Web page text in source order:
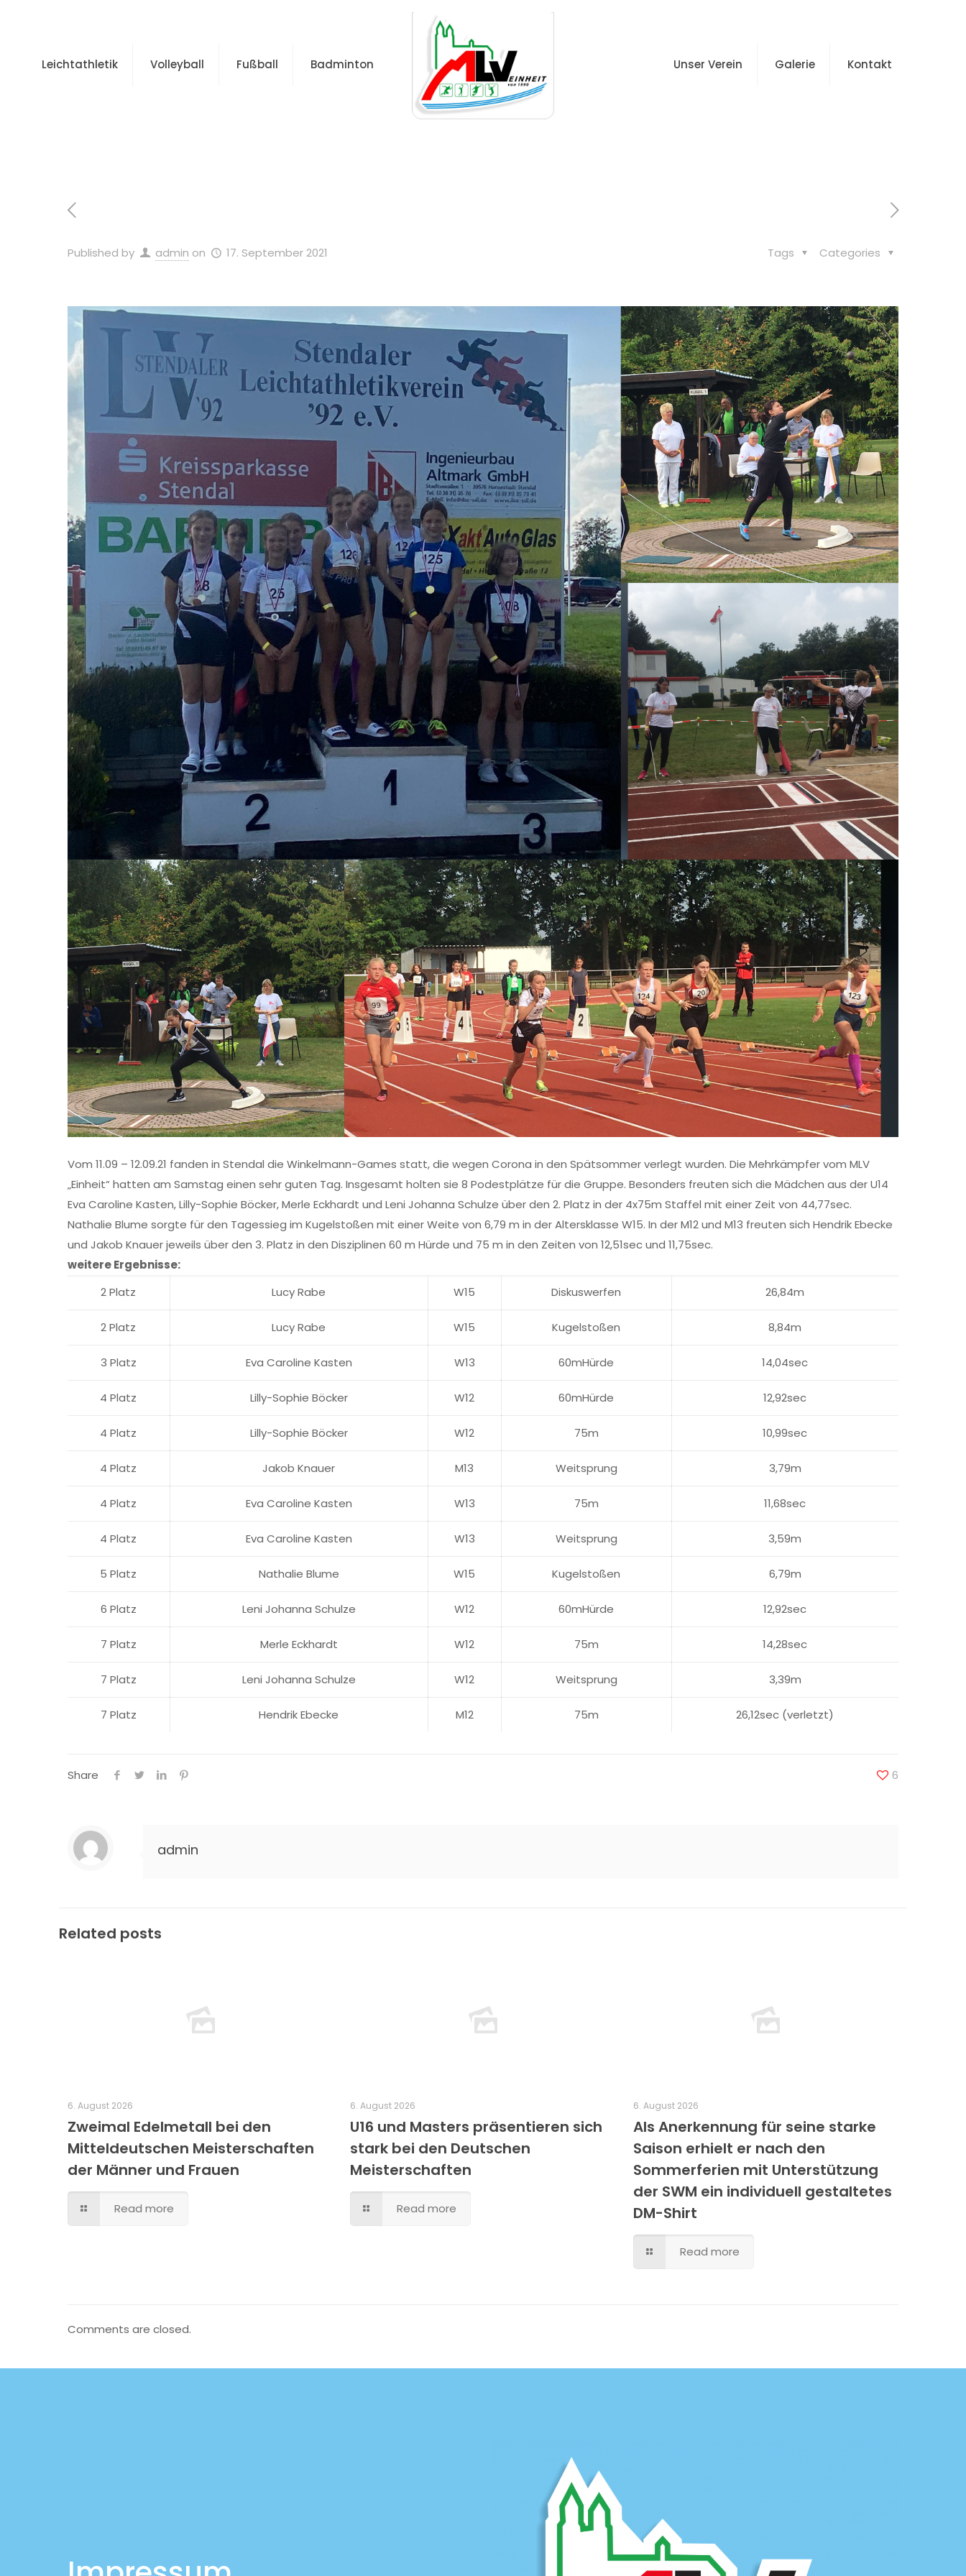
Leichtathletik Volleyball Fußball Badminton Unser Verein Galerie Kontakt
Published by admin on 17. September 2021 Categories
Tags
Vom 11.09 – 12.09.21 fanden in Stendal die Winkelmann-Games statt, die wegen Corona in den Spätsommer verlegt wurden. Die Mehrkämpfer vom MLV
„Einheit“ hatten am Samstag einen sehr guten Tag. Insgesamt holten sie 8 Podestplätze für die Gruppe. Besonders freuten sich die Mädchen aus der U14
Eva Caroline Kasten, Lilly-Sophie Böcker, Merle Eckhardt und Leni Johanna Schulze über den 2. Platz in der 4x75m Staffel mit einer Zeit von 44,77sec.
Nathalie Blume sorgte für den Tagessieg im Kugelstoßen mit einer Weite von 6,79 m in der Altersklasse W15. In der M12 und M13 freuten sich Hendrik Ebecke
und Jakob Knauer jeweils über den 3. Platz in den Disziplinen 60 m Hürde und 75 m in den Zeiten von 12,51sec und 11,75sec.
weitere Ergebnisse:
2 Platz
Lucy Rabe W15 Diskuswerfen 26,84m
2 Platz Lucy Rabe W15 Kugelstoßen 8,84m
3 Platz Eva Caroline Kasten W13 60mHürde 14,04sec
4 Platz Lilly-Sophie Böcker W12 60mHürde 12,92sec
4 Platz Lilly-Sophie Böcker W12 75m 10,99sec
4 Platz Jakob Knauer M13 Weitsprung 3,79m
4 Platz Eva Caroline Kasten W13 75m 11,68sec
4 Platz Eva Caroline Kasten W13 Weitsprung 3,59m
5 Platz Nathalie Blume W15 Kugelstoßen 6,79m
6 Platz Leni Johanna Schulze W12 60mHürde 12,92sec
7 Platz Merle Eckhardt W12 75m 14,28sec
7 Platz Leni Johanna Schulze W12 Weitsprung 3,39m
7 Platz Hendrik Ebecke M12 75m 26,12sec (verletzt)
Share 6
admin
Related posts
6. August 2026
Zweimal Edelmetall bei den
Mitteldeutschen Meisterschaften
der Männer und Frauen
Read more
6. August 2026
U16 und Masters präsentieren sich
stark bei den Deutschen
Meisterschaften
Read more
6. August 2026
Als Anerkennung für seine starke
Saison erhielt er nach den
Sommerferien mit Unterstützung
der SWM ein individuell gestaltetes
DM-Shirt
Read more
Comments are closed.